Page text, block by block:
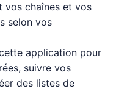
vos chaînes et vos
selon vos
application pour
suivre vos
des listes de